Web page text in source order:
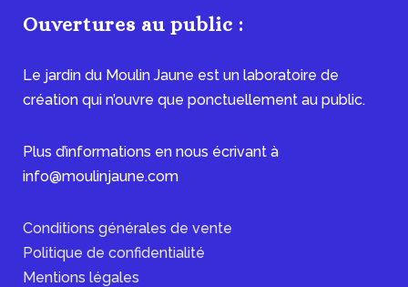
Ouvertures au public :
Le jardin du Moulin Jaune est un laboratoire de
création qui n’ouvre que ponctuellement au public.
Plus d’informations en nous écrivant à
info@moulinjaune.com
Conditions générales de vente
Politique de confidentialité
Mentions légales